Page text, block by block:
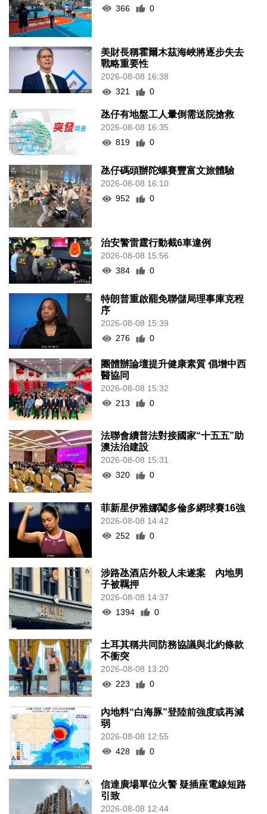
366
0
美財長稱霍爾木茲海峽將逐步失去
戰略重要性
2026-08-08 16:38
321
0
氹仔有地盤工人暈倒需送院搶救
2026-08-08 16:35
819
0
氹仔碼頭辦陀螺賽豐富文旅體驗
2026-08-08 16:10
952
0
治安警雷霆行動截6車違例
2026-08-08 15:56
384
0
特朗普重啟罷免聯儲局理事庫克程
序
2026-08-08 15:39
276
0
團體辦論壇提升健康素質 倡增中西
醫協同
2026-08-08 15:32
213
0
法聯會續普法對接國家“十五五”助
澳法治建設
2026-08-08 15:31
320
0
菲新星伊雅娜闖多倫多網球賽16強
2026-08-08 14:42
252
0
涉路氹酒店外殺人未遂案 內地男
子被羈押
2026-08-08 14:37
1394
0
土耳其稱共同防務協議與北約條款
不衝突
2026-08-08 13:20
223
0
內地料“白海豚”登陸前強度或再減
弱
2026-08-08 12:55
428
0
信達廣場單位火警 疑插座電線短路
引致
2026-08-08 12:44